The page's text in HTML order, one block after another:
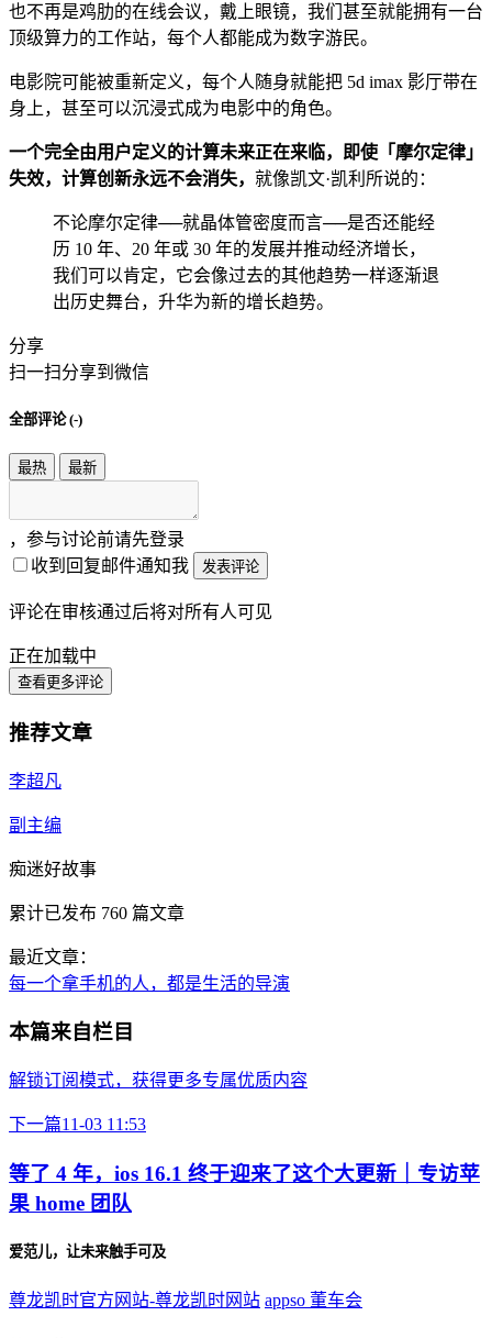
也不再是鸡肋的在线会议，戴上眼镜，我们甚至就能拥有一台
顶级算力的工作站，每个人都能成为数字游民。
电影院可能被重新定义，每个人随身就能把 5d imax 影厅带在
身上，甚至可以沉浸式成为电影中的角色。
一个完全由用户定义的计算未来正在来临，即使「摩尔定律」
失效，计算创新永远不会消失， 就像凯文·凯利所说的：
不论摩尔定律──就晶体管密度而言──是否还能经
历 10 年、20 年或 30 年的发展并推动经济增长，
我们可以肯定，它会像过去的其他趋势一样逐渐退
出历史舞台，升华为新的增长趋势。
分享
扫一扫分享到微信
全部评论 (-)
最热 最新
，参与讨论前请先登录
收到回复邮件通知我
发表评论
评论在审核通过后将对所有人可见
正在加载中
查看更多评论
推荐文章
李超凡
副主编
痴迷好故事
累计已发布 760 篇文章
最近文章：
每一个拿手机的人，都是生活的导演
本篇来自栏目
解锁订阅模式，获得更多专属优质内容
下一篇11-03 11:53
等了 4 年，ios 16.1 终于迎来了这个大更新｜专访苹
果 home 团队
爱范儿，让未来触手可及
尊龙凯时官方网站-尊龙凯时网站 appso 董车会